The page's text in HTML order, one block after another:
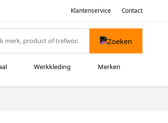
Klantenservice Contact
Werkkleding Merken